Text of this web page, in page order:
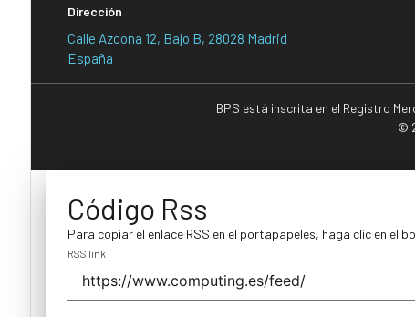
Dirección
Calle Azcona 12, Bajo B, 28028 Madrid
España
BPS está inscrita en el Registro
©
Código Rss
Para copiar el enlace RSS en el portapapeles, haga clic en el
RSS link